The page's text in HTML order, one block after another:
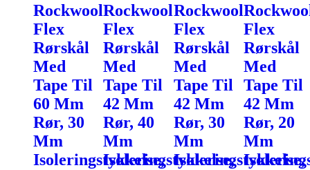
Rockwool
Flex
Rørskål
Med
Tape Til
60 Mm
Rør, 30
Mm
Isoleringstykkelse,
Rockwool
Flex
Rørskål
Med
Tape Til
42 Mm
Rør, 40
Mm
Isoleringstykkelse,
Rockwool
Flex
Rørskål
Med
Tape Til
42 Mm
Rør, 30
Mm
Isoleringstykkelse,
Flex
Rørskål
Med
Tape Til
42 Mm
Rør, 20
Mm